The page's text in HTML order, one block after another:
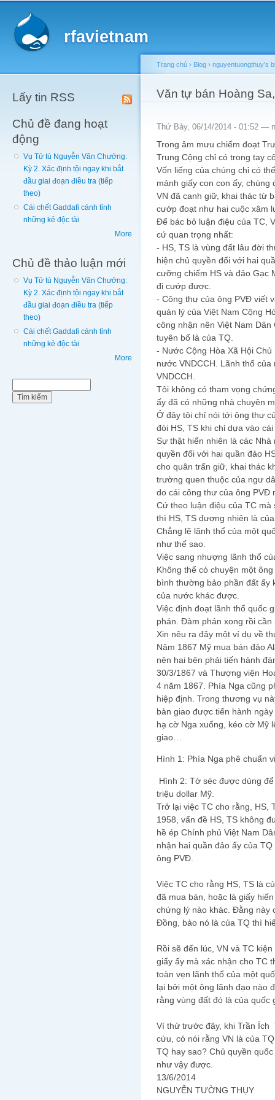
rfavietnam
Lấy tin RSS
Chủ đề đang hoạt
động
Vụ Tử tù Nguyễn Văn Chưởng:
Kỳ 2. Xác định tội ngay khi bắt
đầu giai đoạn điều tra (tiếp
theo)
Cái chết Gaddafi cảnh tỉnh
những kẻ độc tài
More
Chủ đề thảo luận mới
Vụ Tử tù Nguyễn Văn Chưởng:
Kỳ 2. Xác định tội ngay khi bắt
đầu giai đoạn điều tra (tiếp
theo)
Cái chết Gaddafi cảnh tỉnh
những kẻ độc tài
More
You are here
Trang chủ › Blog › nguyentuongthuy's
Văn tự bán Hoàng
Thứ Bảy, 06/14/2014 - 01:52 —
Trong âm mưu chiếm đoạt
Trung Cộng chỉ có trong tay
Vốn liếng của chúng chỉ có
mảnh giấy con con ấy,
VN đã canh giữ, khai thác từ
cướp đoạt như hai cuộc xâm
Để bác bỏ luận điệu của TC,
cứ quan trọng nhất:
- HS, TS là vùng đất lâu đời
hiện chủ quyền đối với hai
cưỡng chiếm HS và đảo Gạc
đi cướp được.
- Công thư của ông PVĐ viết
quản lý của Việt Nam Cộng
công nhận nên Việt Nam
tuyên bố là của TQ.
- Nước Cộng Hòa Xã Hội
nước VNDCCH. Lãnh thổ
VNDCCH.
Tôi không có tham vọng
ấy đã có những nhà chuyên
Ở đây tôi chỉ nói tới ông thư
đòi HS, TS khi chỉ dựa vào
Sự thật hiển nhiên là các
quyền đối với hai quần đảo
cho quân trấn giữ, khai thác
trường quen thuộc của ngư
do cái công thư của ông PVĐ
Cứ theo luận điệu của TC
thì HS, TS đương nhiên là
Chẳng lẽ lãnh thổ của một
như thế sao.
Việc sang nhượng lãnh thổ
Không thể có chuyện một
bình thường bảo phần đất ấy
của nước khác được.
Việc định đoạt lãnh thổ quốc
phán. Đàm phán xong rồi
Xin nêu ra đây một ví dụ về
Năm 1867 Mỹ mua bán đảo
nên hai bên phải tiến hành
30/3/1867 và Thượng viện
4 năm 1867. Phía Nga cũng
hiệp định. Trong thương vụ
bàn giao được tiến hành
hạ cờ Nga xuống, kéo cờ Mỹ
giao…
Hình 1: Phía Nga phê chuẩn
Hình 2: Tờ séc được dùng
triệu dollar Mỹ.
Trở lại việc TC cho rằng, HS,
1958, vấn đề HS, TS không
hề ép Chính phủ Việt Nam
nhận hai quần đảo ấy của
ông PVĐ.
Việc TC cho rằng HS, TS là
đã mua bán, hoặc là giấy
chứng lý nào khác. Đằng này
Đồng, bảo nó là của TQ thì
Rồi sẽ đến lúc, VN và TC
giấy ấy mà xác nhận cho TC
toàn vẹn lãnh thổ của một
lại bởi một ông lãnh đạo nào
rằng vùng đất đó là của quốc
Ví thử trước đây, khi Trần Ích
cứu, có nói rằng VN là của
TQ hay sao? Chủ quyền
như vậy được.
13/6/2014
NGUYỄN TƯỜNG THỤY